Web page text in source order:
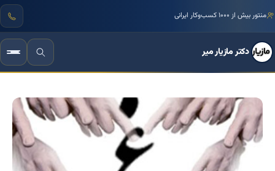
منتور بیش از ۱۰۰۰ کسب‌وکار ایرانی
دکتر مازیار میر